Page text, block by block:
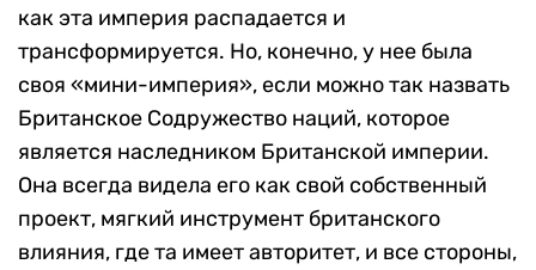
как эта империя распадается и
трансформируется. Но, конечно, у нее была
своя «мини-империя», если можно так назвать
Британское Содружество наций, которое
является наследником Британской империи.
Она всегда видела его как свой собственный
проект, мягкий инструмент британского
влияния, где та имеет авторитет, и все стороны,